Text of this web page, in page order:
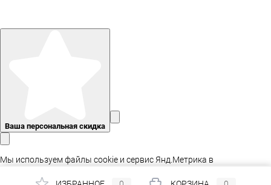
Ваша персональная скидка
Мы используем файлы cookie и сервис Янд.Метрика в